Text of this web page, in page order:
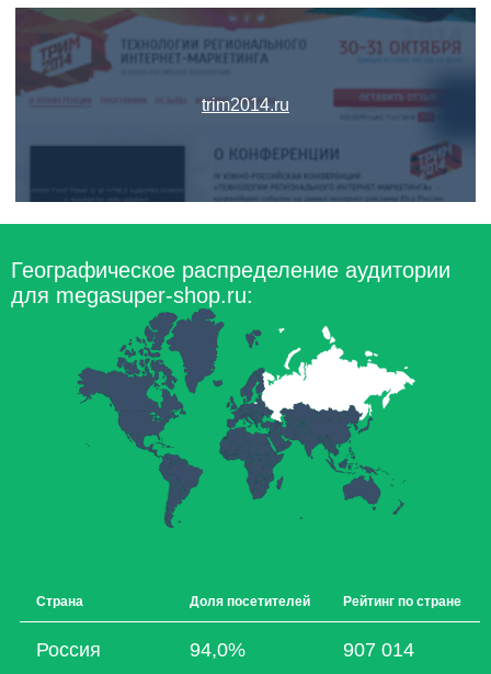
trim2014.ru
Географическое распределение аудитории
для megasuper-shop.ru:
Страна Доля посетителей Рейтинг по стране
Россия 94,0% 907 014